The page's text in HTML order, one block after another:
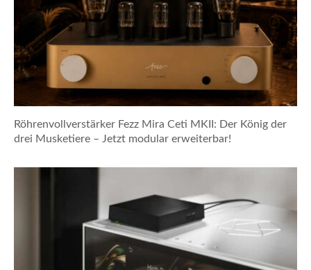
Röhrenvollverstärker Fezz Mira Ceti MKII: Der König der
drei Musketiere – Jetzt modular erweiterbar!